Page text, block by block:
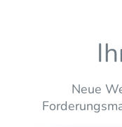
Neue